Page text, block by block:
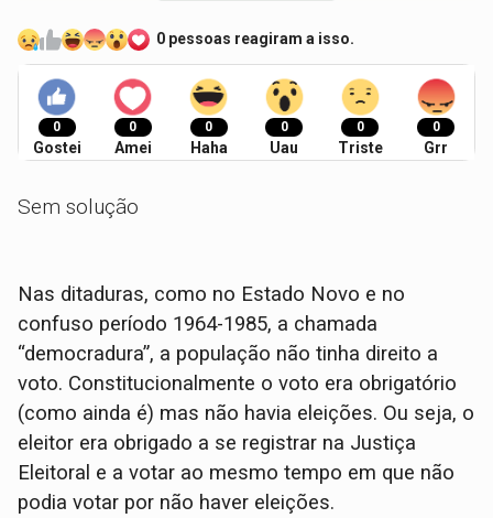
0 pessoas reagiram a isso.
0
Gostei
0
Amei
0
Haha
0
Uau
0
Triste
0
Grr
Sem solução
Nas ditaduras, como no Estado Novo e no
confuso período 1964-1985, a chamada
“democradura”, a população não tinha direito a
voto. Constitucionalmente o voto era obrigatório
(como ainda é) mas não havia eleições. Ou seja, o
eleitor era obrigado a se registrar na Justiça
Eleitoral e a votar ao mesmo tempo em que não
podia votar por não haver eleições.